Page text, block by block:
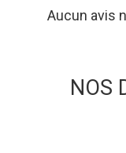
Aucun avis
NOS